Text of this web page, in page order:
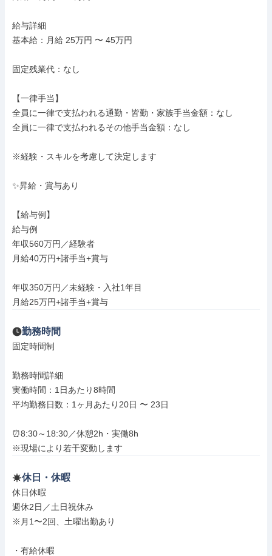
給与詳細
基本給：月給 25万円 〜 45万円
固定残業代：なし
【一律手当】
全員に一律で支払われる通勤・皆勤・家族手当金額：なし
全員に一律で支払われるその他手当金額：なし
※経験・スキルを考慮して決定します
✨昇給・賞与あり
【給与例】
給与例
年収560万円／経験者
月給40万円+諸手当+賞与
年収350万円／未経験・入社1年目
月給25万円+諸手当+賞与
勤務時間
固定時間制
勤務時間詳細
実働時間：1日あたり8時間
平均勤務日数：1ヶ月あたり20日 〜 23日
⏰8:30～18:30／休憩2h・実働8h
※現場により若干変動します
休日・休暇
休日休暇
週休2日／土日祝休み
※月1〜2回、土曜出勤あり
・有給休暇